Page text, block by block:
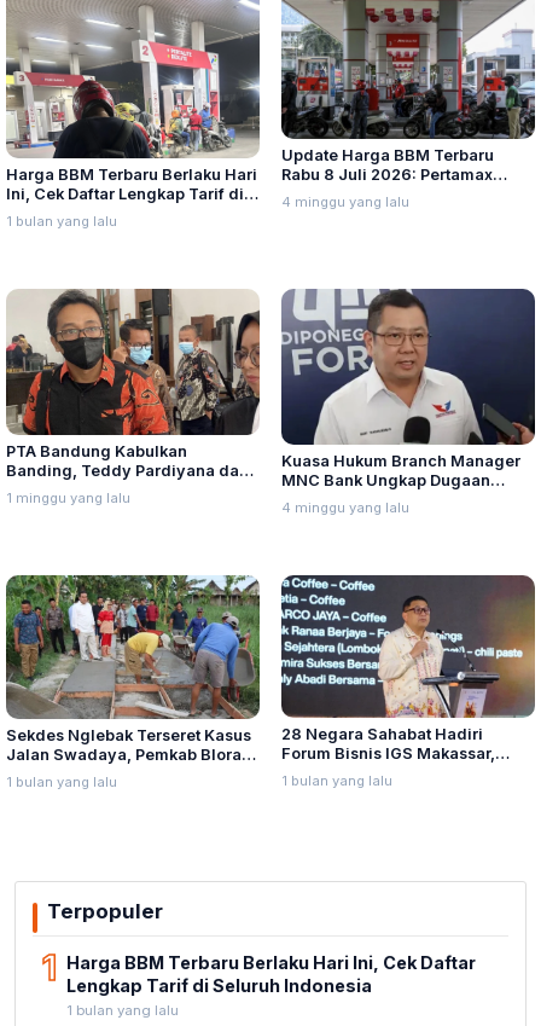
Harga BBM Terbaru Berlaku Hari
Ini, Cek Daftar Lengkap Tarif di
Seluruh Indonesia
1 bulan yang lalu
Update Harga BBM Terbaru
Rabu 8 Juli 2026: Pertamax
Turbo, Dexlite, dan Pertamina
Dex Turun
4 minggu yang lalu
PTA Bandung Kabulkan
Banding, Teddy Pardiyana dan
Bintang Ditetapkan Ahli Waris
Lina Jubaedah
1 minggu yang lalu
Kuasa Hukum Branch Manager
MNC Bank Ungkap Dugaan
Penganiayaan oleh Hary Tanoe
di MNC Towe
4 minggu yang lalu
Sekdes Nglebak Terseret Kasus
Jalan Swadaya, Pemkab Blora
Sebut Pendampingan Hukum
Bukan Kewenangannya
1 bulan yang lalu
28 Negara Sahabat Hadiri
Forum Bisnis IGS Makassar,
Munafri Tawarkan Investasi
Stadion Untia
1 bulan yang lalu
Terpopuler
1
Harga BBM Terbaru Berlaku Hari Ini, Cek Daftar
Lengkap Tarif di Seluruh Indonesia
1 bulan yang lalu